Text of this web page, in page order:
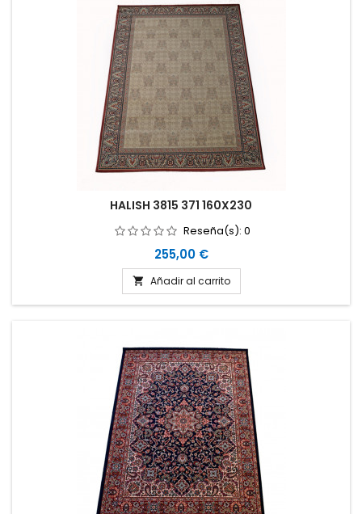
HALISH 3815 371 160X230
Reseña(s): 0
Precio
255,00 €
 Añadir al carrito